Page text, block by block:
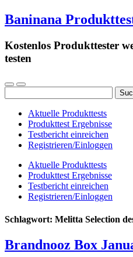
Baninana
Kostenlos Produkttester
testen
nach:
Aktuelle Produkttests
Produkttest Ergebnisse
Testbericht einreichen
Registrieren/Einloggen
Aktuelle Produkttests
Produkttest Ergebnisse
Testbericht einreichen
Registrieren/Einloggen
Schlagwort: Melitta Selection
Brandnooz Box